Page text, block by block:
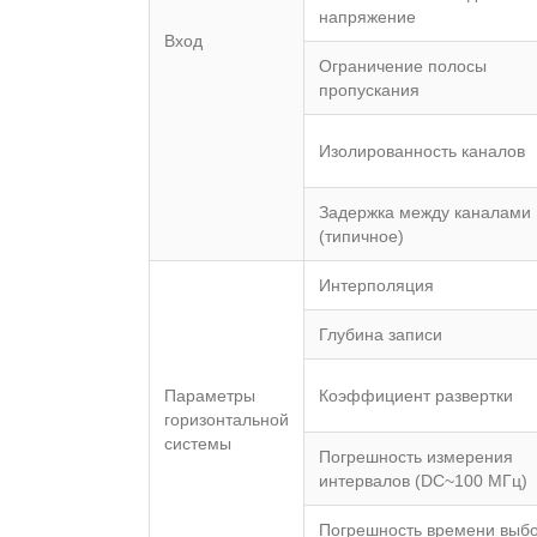
Вход
напряжение
Ограничение полосы
пропускания
Изолированность каналов
Задержка между каналами
(типичное)
Параметры
горизонтальной
системы
Интерполяция
Глубина записи
Коэффициент развертки
Погрешность измерения
интервалов (DC~100 МГц)
Погрешность времени